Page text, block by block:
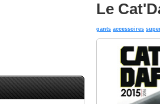
Le
gants accessoires